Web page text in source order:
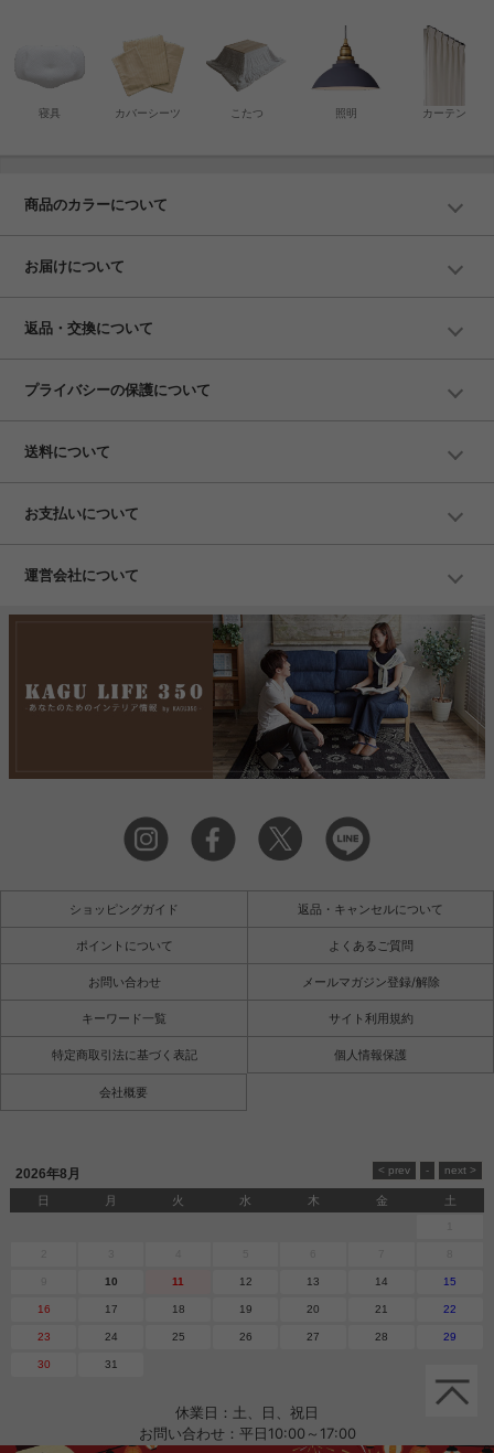
寝具 カバーシーツ こたつ カーテン
照明
商品のカラーについて
お届けについて
返品・交換について
プライバシーの保護について
送料について
お支払いについて
運営会社について
ショッピングガイド 返品・キャンセルについて
ポイントについて よくあるご質問
お問い合わせ メールマガジン登録/解除
キーワード一覧 サイト利用規約
特定商取引法に基づく表記 個人情報保護
会社概要
2026年8月
日 月 火 水 木 金 土
10 11 12 13 14 15
16 17 18 19 20 21 22
23 24 25 26 27 28 29
30 31
休業日：土、日、祝日
お問い合わせ：平日10:00～17:00